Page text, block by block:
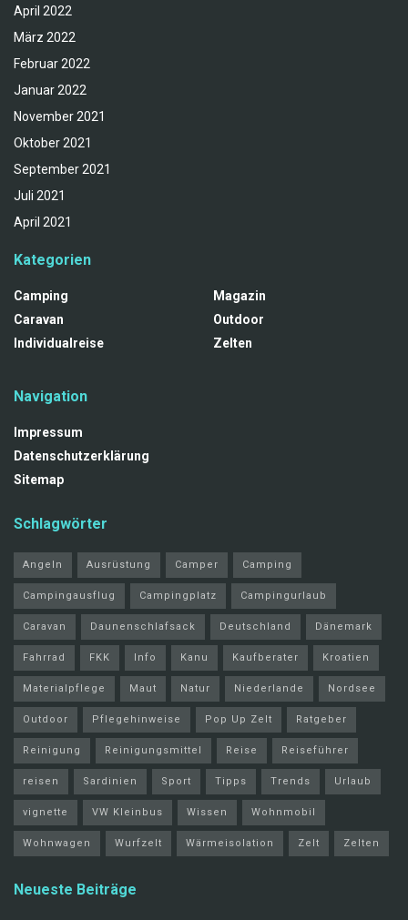
April 2022
März 2022
Februar 2022
Januar 2022
November 2021
Oktober 2021
September 2021
Juli 2021
April 2021
Kategorien
Camping
Caravan
Individualreise
Magazin
Outdoor
Zelten
Navigation
Impressum
Datenschutzerklärung
Sitemap
Schlagwörter
Angeln Ausrüstung Camper Camping
Campingausflug Campingplatz Campingurlaub
Caravan Daunenschlafsack Deutschland Dänemark
Fahrrad FKK Info Kanu Kaufberater Kroatien
Materialpflege Maut Natur Niederlande Nordsee
Outdoor Pflegehinweise Pop Up Zelt Ratgeber
Reinigung Reinigungsmittel Reise Reiseführer
reisen Sardinien Sport Tipps Trends Urlaub
vignette VW Kleinbus Wissen Wohnmobil
Wohnwagen Wurfzelt Wärmeisolation Zelt Zelten
Neueste Beiträge